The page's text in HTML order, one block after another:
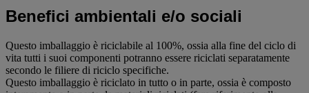
Benefici ambientali e/o sociali
Questo imballaggio è riciclabile al 100%, ossia alla fine del ciclo di
vita tutti i suoi componenti potranno essere riciclati separatamente
secondo le filiere di riciclo specifiche.
Questo imballaggio è riciclato in tutto o in parte, ossia è composto